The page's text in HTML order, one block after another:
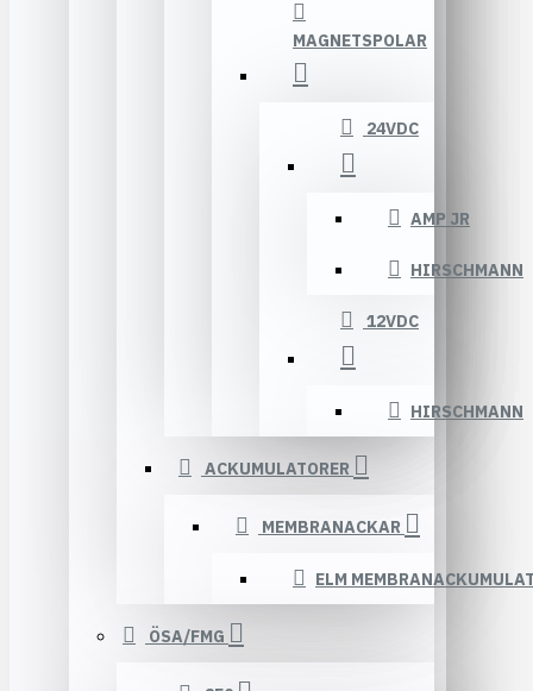
MAGNETSPOLAR
24VDC
AMP JR
HIRSCHMANN
12VDC
HIRSCHMANN
ACKUMULATORER
MEMBRANACKAR
ELM
ÖSA/FMG